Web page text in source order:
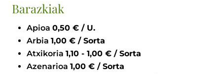
Barazkiak
Apioa
0,50 € / U.
Arbia
1,00 € / Sorta
Atxikoria
1,10 - 1,00 € / Sorta
Azenarioa
1,00 € / Sorta